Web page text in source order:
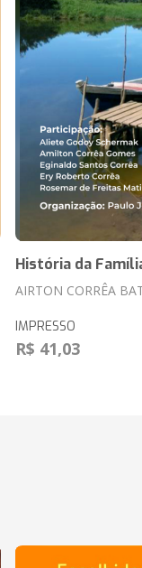
História da
AIRTON CORRÊA
IMPRESSO
R$ 41,03